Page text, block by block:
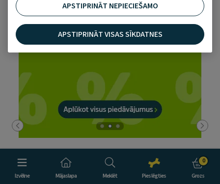
Izvēlne Mājaslapa Meklēt Pieslēgties
0
Grozs
PetCity Draugs lojālajiem klientiem
PURENATURAL 2=3
APSTIPRINĀT NEPIECIEŠAMO
APSTIPRINĀT VISAS SĪKDATNES